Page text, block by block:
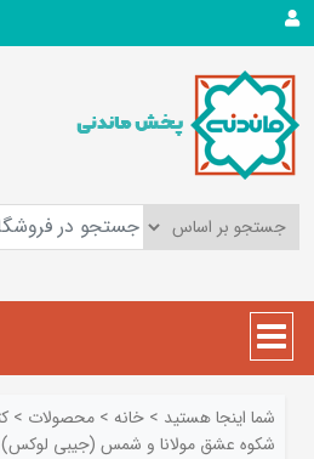
شما اینجا هستید > خانه > محصولات >
شکوه عشق مولانا و شمس (جیبی لوکس)